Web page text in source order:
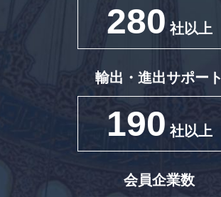
280 社以上
輸出・進出サポート
190 社以上
会員企業数